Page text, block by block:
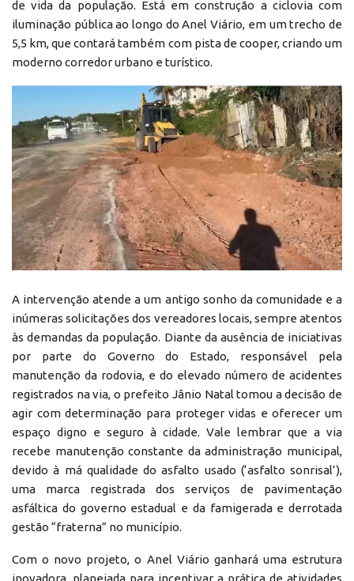
de vida da população. Está em construção a ciclovia com
iluminação pública ao longo do Anel Viário, em um trecho de
5,5 km, que contará também com pista de cooper, criando um
moderno corredor urbano e turístico.
A intervenção atende a um antigo sonho da comunidade e a
inúmeras solicitações dos vereadores locais, sempre atentos
às demandas da população. Diante da ausência de iniciativas
por parte do Governo do Estado, responsável pela
manutenção da rodovia, e do elevado número de acidentes
registrados na via, o prefeito Jânio Natal tomou a decisão de
agir com determinação para proteger vidas e oferecer um
espaço digno e seguro à cidade. Vale lembrar que a via
recebe manutenção constante da administração municipal,
devido à má qualidade do asfalto usado (‘asfalto sonrisal’),
uma marca registrada dos serviços de pavimentação
asfáltica do governo estadual e da famigerada e derrotada
gestão “fraterna” no município.
Com o novo projeto, o Anel Viário ganhará uma estrutura
inovadora, planejada para incentivar a prática de atividades